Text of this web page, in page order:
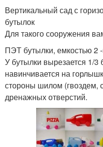
Вертикальный сад с
бутылок
Для такого сооружения
ПЭТ бутылки, емкостью 2
У бутылки вырезается 1/3
навинчивается на
стороны шилом (гвоздем,
дренажных отверстий.